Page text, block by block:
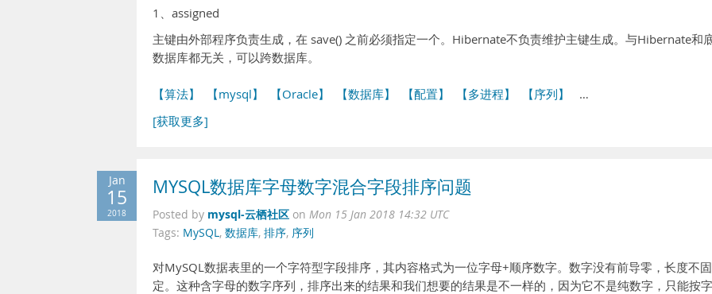
1、assigned
主键由外部程序负责生成，在 save() 之前必须指定一个。Hibernate不负责维护主键生成。与Hibernate和
数据库都无关，可以跨数据库。
【算法】 【mysql】 【Oracle】 【数据库】 【配置】 【多进程】 【序列】
…
[获取更多]
Jan
15
2018
MYSQL数据库字母数字混合字段排序问题
Posted by mysql-云栖社区 on Mon 15 Jan 2018 14:32 UTC
Tags: MySQL, 数据库, 排序, 序列
对MySQL数据表里的一个字符型字段排序，其内容格式为一位字母+顺序数字。数字没有前导零，长度不固
定。这种含字母的数字序列，排序出来的结果和我们想要的结果是不一样的，因为它不是纯数字，只能按